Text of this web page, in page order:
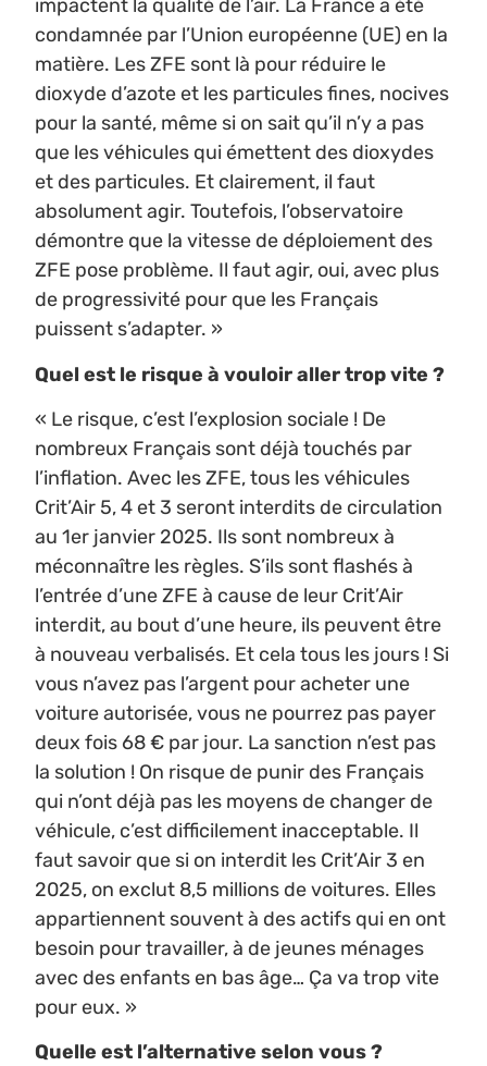
impactent la qualité de l’air. La France a été
condamnée par l’Union européenne (UE) en la
matière. Les ZFE sont là pour réduire le
dioxyde d’azote et les particules fines, nocives
pour la santé, même si on sait qu’il n’y a pas
que les véhicules qui émettent des dioxydes
et des particules. Et clairement, il faut
absolument agir. Toutefois, l’observatoire
démontre que la vitesse de déploiement des
ZFE pose problème. Il faut agir, oui, avec plus
de progressivité pour que les Français
puissent s’adapter. »
Quel est le risque à vouloir aller trop vite ?
« Le risque, c’est l’explosion sociale ! De
nombreux Français sont déjà touchés par
l’inflation. Avec les ZFE, tous les véhicules
Crit’Air 5, 4 et 3 seront interdits de circulation
au 1er janvier 2025. Ils sont nombreux à
méconnaître les règles. S’ils sont flashés à
l’entrée d’une ZFE à cause de leur Crit’Air
interdit, au bout d’une heure, ils peuvent être
à nouveau verbalisés. Et cela tous les jours ! Si
vous n’avez pas l’argent pour acheter une
voiture autorisée, vous ne pourrez pas payer
deux fois 68 € par jour. La sanction n’est pas
la solution ! On risque de punir des Français
qui n’ont déjà pas les moyens de changer de
véhicule, c’est difficilement inacceptable. Il
faut savoir que si on interdit les Crit’Air 3 en
2025, on exclut 8,5 millions de voitures. Elles
appartiennent souvent à des actifs qui en ont
besoin pour travailler, à de jeunes ménages
avec des enfants en bas âge… Ça va trop vite
pour eux. »
Quelle est l’alternative selon vous ?